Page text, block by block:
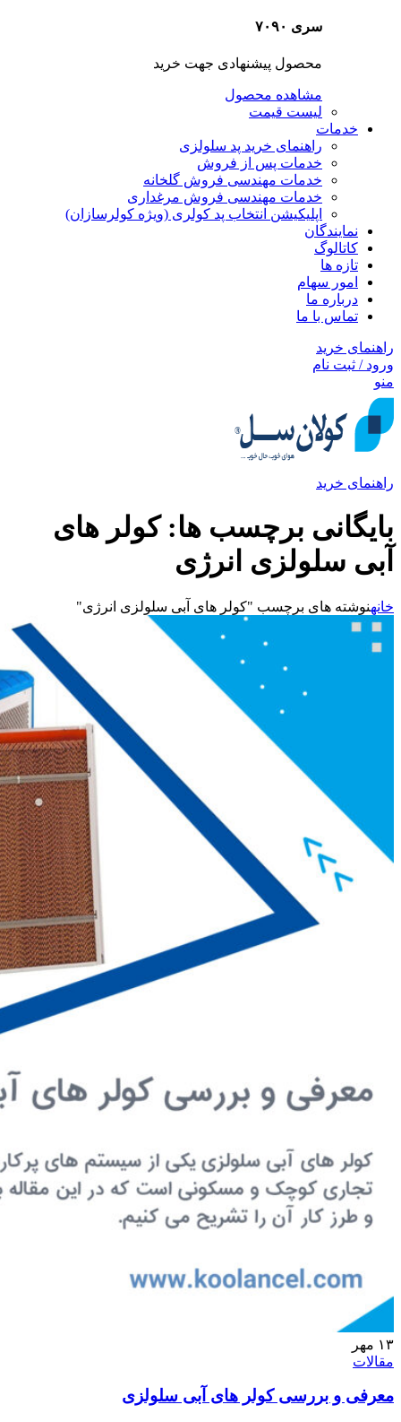
سری ۷۰۹۰
محصول پیشنهادی جهت خرید
مشاهده محصول
لیست قیمت
خدمات
راهنمای خرید پد سلولزی
خدمات پس از فروش
خدمات مهندسی فروش گلخانه
خدمات مهندسی فروش مرغداری
اپلیکیشن انتخاب پد کولری (ویژه کولرسازان)
نمایندگان
کاتالوگ
تازه ها
امور سهام
درباره ما
تماس با ما
راهنمای خرید
ورود / ثبت نام
منو
راهنمای خرید
بایگانی برچسب ها: کولر های
آبی سلولزی انرژی
خانهنوشته های برچسب "کولر های آبی سلولزی انرژی"
۱۳ مهر
مقالات
معرفی و بررسی کولر های آبی سلولزی